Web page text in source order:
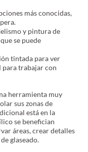
más conocidas,
y pintura de
se puede
tintada para ver
para trabajar con
herramienta muy
sus zonas de
está en la
se benefician
áreas, crear detalles
glaseado.